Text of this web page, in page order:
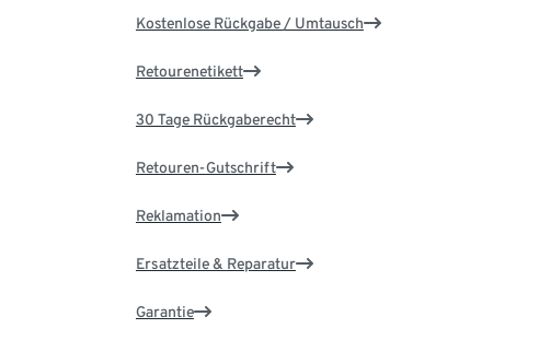
Kostenlose Rückgabe / Umtausch
Retourenetikett
30 Tage Rückgaberecht
Retouren-Gutschrift
Reklamation
Ersatzteile & Reparatur
Garantie